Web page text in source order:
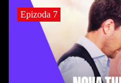
Epizoda 7